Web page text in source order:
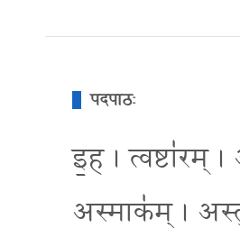
पदपाठः
इ॒ह । त्वष्टा॑रम्
अ॒स्माक॑म् ।